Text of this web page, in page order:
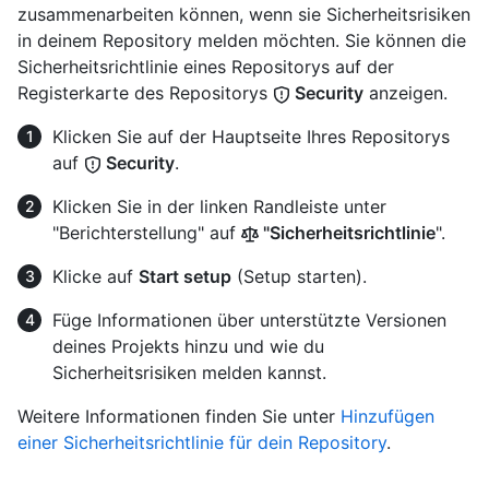
zusammenarbeiten können, wenn sie Sicherheitsrisiken
in deinem Repository melden möchten. Sie können die
Sicherheitsrichtlinie eines Repositorys auf der
Registerkarte des Repositorys
Security anzeigen.
Klicken Sie auf der Hauptseite Ihres Repositorys
auf
Security.
Klicken Sie in der linken Randleiste unter
"Berichterstellung" auf
"Sicherheitsrichtlinie".
Klicke auf Start setup (Setup starten).
Füge Informationen über unterstützte Versionen
deines Projekts hinzu und wie du
Sicherheitsrisiken melden kannst.
Weitere Informationen finden Sie unter Hinzufügen
einer Sicherheitsrichtlinie für dein Repository.